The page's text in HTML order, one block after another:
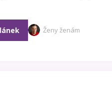
Ženy ženám